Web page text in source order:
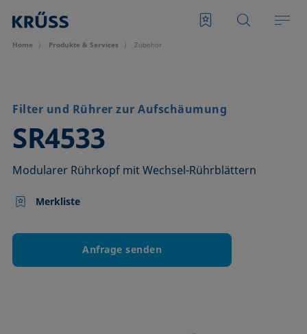
Home Produkte & Services Zubehör
Filter und Rührer zur Aufschäumung
SR4533
–
Modularer Rührkopf mit Wechsel-Rührblättern
Merkliste
Anfrage senden